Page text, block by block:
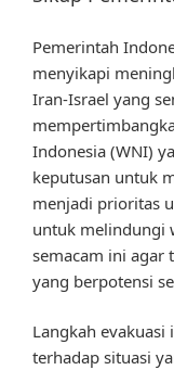
Pemerintah
menyikapi
Iran-Israel yang
Indonesia (WNI)
keputusan untuk
menjadi prioritas
untuk melindungi
semacam ini agar
yang berpotensi
Langkah
terhadap situasi